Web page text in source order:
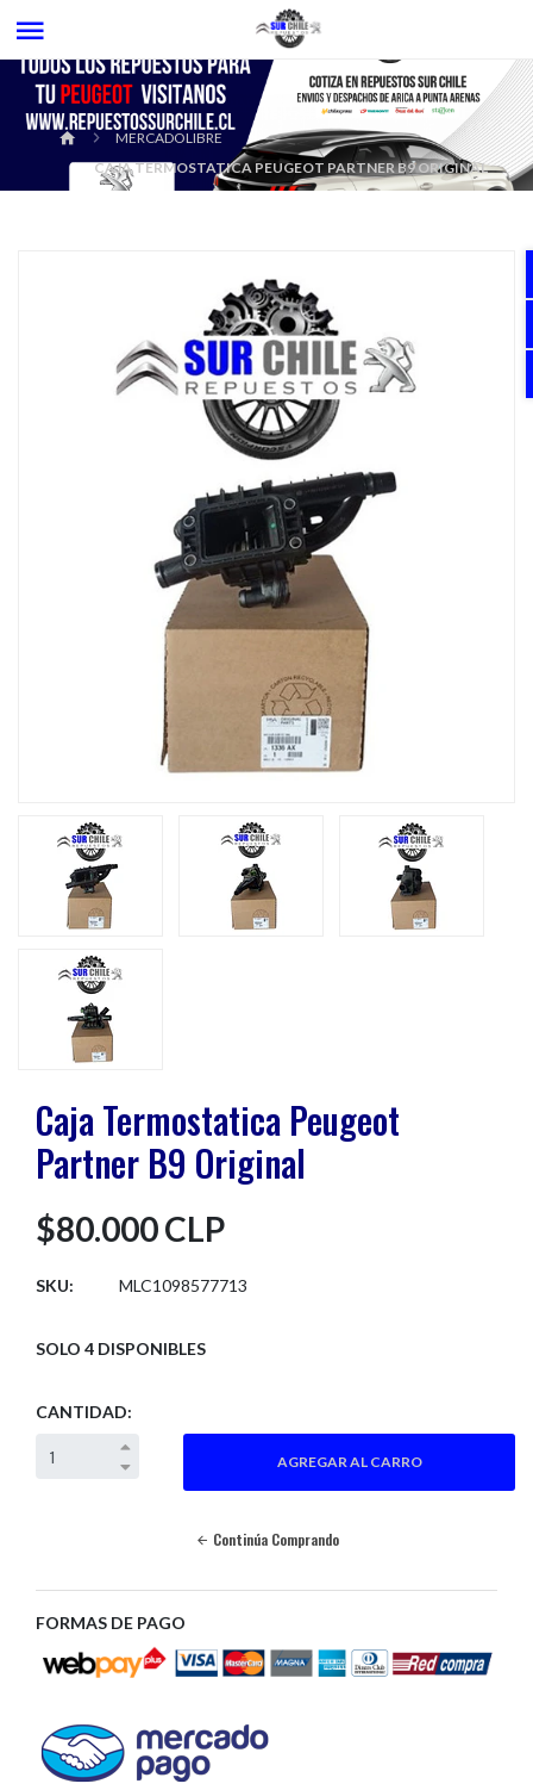
MERCADOLIBRE
CAJA TERMOSTATICA PEUGEOT PARTNER B9 ORIGINAL
Caja Termostatica Peugeot
Partner B9 Original
$80.000 CLP
SKU: MLC1098577713
SOLO 4 DISPONIBLES
CANTIDAD:
Continúa Comprando
FORMAS DE PAGO